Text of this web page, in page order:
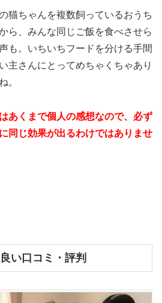
猫ちゃんを複数飼っているおうち
ら、みんな同じご飯を食べさせら
も。いちいちフードを分ける手間
主さんにとってめちゃくちゃあり
。
あくまで個人の感想なので、必ず
同じ効果が出るわけではありませ
い口コミ・評判